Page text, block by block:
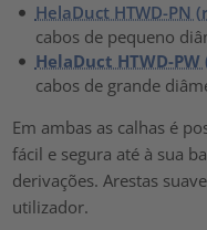
HelaDuct HTWD-PN
cabos de pequeno
HelaDuct HTWD-PW
cabos de grande
Em ambas as calhas é
fácil e segura até à sua
derivações. Arestas
utilizador.